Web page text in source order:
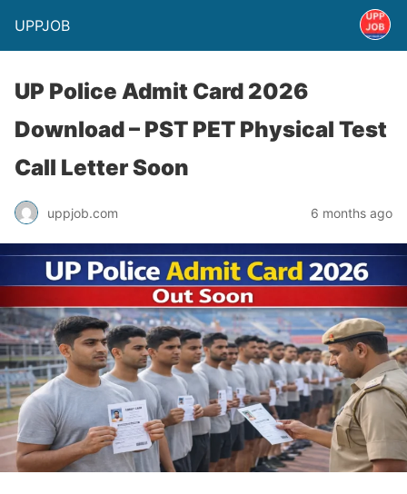
UPPJOB
UP Police Admit Card 2026
Download – PST PET Physical Test
Call Letter Soon
uppjob.com 6 months ago